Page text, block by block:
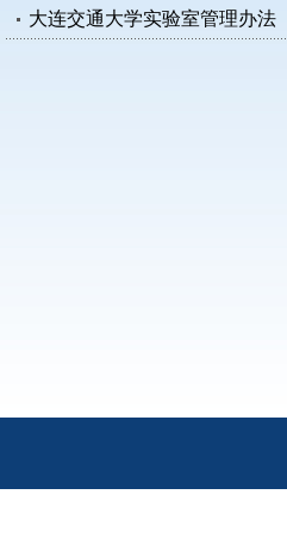
大连交通大学实验室管理办法